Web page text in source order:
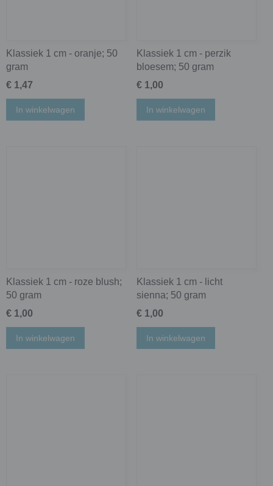
Klassiek 1 cm - oranje; 50
gram
€ 1,47
In winkelwagen
Klassiek 1 cm - perzik
bloesem; 50 gram
€ 1,00
In winkelwagen
Klassiek 1 cm - roze blush;
50 gram
€ 1,00
In winkelwagen
Klassiek 1 cm - licht
sienna; 50 gram
€ 1,00
In winkelwagen